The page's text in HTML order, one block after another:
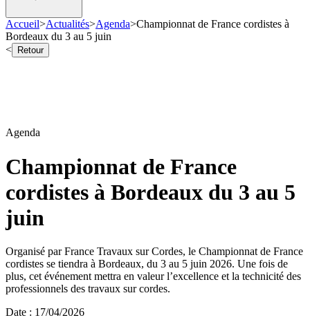
Accueil>Actualités>Agenda>Championnat de France cordistes à
Bordeaux du 3 au 5 juin
<
Retour
Agenda
Championnat de France
cordistes à Bordeaux du 3 au 5
juin
Organisé par France Travaux sur Cordes, le Championnat de France
cordistes se tiendra à Bordeaux, du 3 au 5 juin 2026. Une fois de
plus, cet événement mettra en valeur l’excellence et la technicité des
professionnels des travaux sur cordes.
Date : 17/04/2026